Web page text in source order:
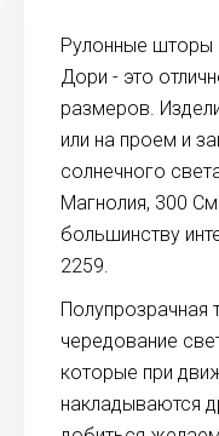
Рулонные шторы
Дори - это
размеров.
или на проем и
солнечного
Магнолия, 300
большинству
2259.
Полупрозрачная
чередование
которые при
накладываются